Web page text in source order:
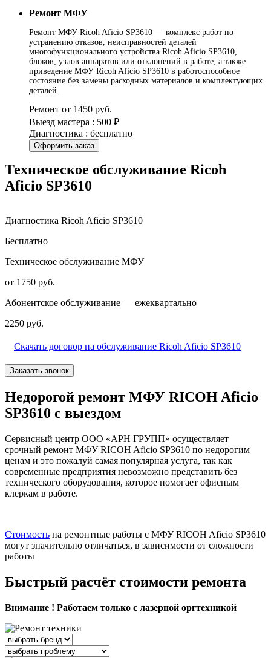
Ремонт МФУ
Ремонт МФУ Ricoh Aficio SP3610 — комплекс работ по
устранению отказов, неисправностей деталей
многофункционального устройства Ricoh Aficio SP3610,
блоков, узлов аппаратов или отклонений в работе, а также
приведение МФУ Ricoh Aficio SP3610 в работоспособное
состояние без замены расходных материалов и комплектующих
деталей.
Ремонт от 1450 руб.
Выезд мастера : 500 ₽
Диагностика : бесплатно
Оформить заказ
Техническое обслуживание Ricoh
Aficio SP3610
Диагностика Ricoh Aficio SP3610
Бесплатно
Техническое обслуживание МФУ
от 1750 руб.
Абонентское обслуживание — ежеквартально
2250 руб.
Скачать договор на обслуживание Ricoh Aficio SP3610
Заказать звонок
Недорогой ремонт МФУ RICOH Aficio
SP3610 с выездом
Сервисный центр ООО «АРН ГРУПП» осуществляет
срочный ремонт МФУ RICOH Aficio SP3610 по недорогим
ценам и это пожалуй самая популярная услуга, так как
современные предприятия невозможно представить без
технического оборудования, которое помогает офисным
клеркам в работе.
Стоимость на ремонтные работы с МФУ RICOH Aficio SP3610
могут значительно отличаться, в зависимости от сложности
работы
Быстрый расчёт стоимости ремонта
Внимание ! Работаем только с лазерной оргтехникой